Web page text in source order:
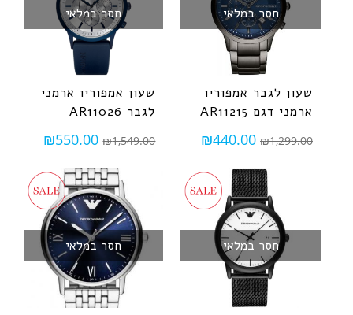
חסר במלאי
שעון לגבר אמפוריו
ארמני דגם AR11215
₪1,299.00
₪440.00
חסר במלאי
שעון אמפוריו ארמני
לגבר AR11026
₪1,549.00
₪550.00
חסר במלאי חסר במלאי